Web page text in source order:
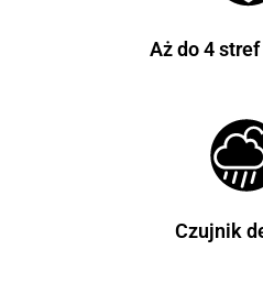
Aż do 4
Czujnik